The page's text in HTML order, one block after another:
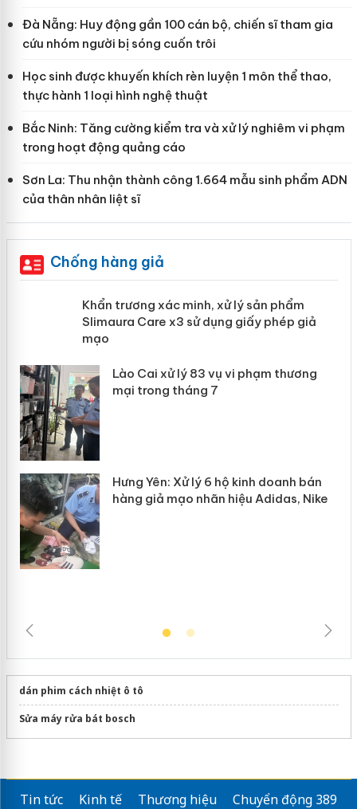
Đà Nẵng: Huy động gần 100 cán bộ, chiến sĩ tham gia
cứu nhóm người bị sóng cuốn trôi
Học sinh được khuyến khích rèn luyện 1 môn thể thao,
thực hành 1 loại hình nghệ thuật
Bắc Ninh: Tăng cường kiểm tra và xử lý nghiêm vi phạm
trong hoạt động quảng cáo
Sơn La: Thu nhận thành công 1.664 mẫu sinh phẩm ADN
của thân nhân liệt sĩ
Chống hàng giả
Khẩn trương xác minh, xử lý sản phẩm
Slimaura Care x3 sử dụng giấy phép
dán phim cách nhiệt ô tô
Sửa máy rửa bát bosch
Tin tức Kinh tế Thương hiệu
Chuyển động 389